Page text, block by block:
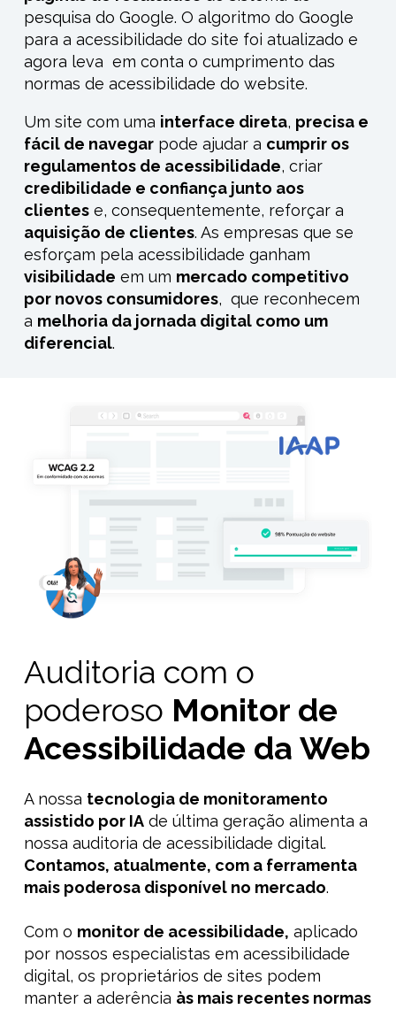
pesquisa do Google. O algoritmo do Google
para a acessibilidade do site foi atualizado e
agora leva em conta o cumprimento das
normas de acessibilidade do website.
Um site com uma interface direta, precisa e
fácil de navegar pode ajudar a cumprir os
regulamentos de acessibilidade, criar
credibilidade e confiança junto aos
clientes e, consequentemente, reforçar a
aquisição de clientes. As empresas que se
esforçam pela acessibilidade ganham
visibilidade em um mercado competitivo
por novos consumidores, que reconhecem
a melhoria da jornada digital como um
diferencial.
Auditoria com o
poderoso Monitor de
Acessibilidade da Web
A nossa tecnologia de monitoramento
assistido por IA de última geração alimenta a
nossa auditoria de acessibilidade digital.
Contamos, atualmente, com a ferramenta
mais poderosa disponível no mercado.
Com o monitor de acessibilidade, aplicado
por nossos especialistas em acessibilidade
digital, os proprietários de sites podem
manter a aderência às mais recentes normas